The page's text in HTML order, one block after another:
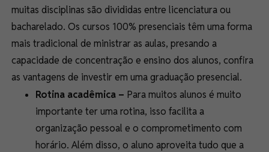
muitas disciplinas são divididas entre licenciatura ou
bacharelado. Os cursos 100% presenciais têm uma forma
mais tradicional de ministrar as aulas, presando a
capacidade de concentração e ensino dos alunos, confira
as vantagens de investir em uma graduação presencial.
Rotina acadêmica – Para muitos alunos é muito
importante ter uma rotina, isso facilita a
organização pessoal e o comprometimento com
horário. Além disso, o aluno aproveita tudo que a